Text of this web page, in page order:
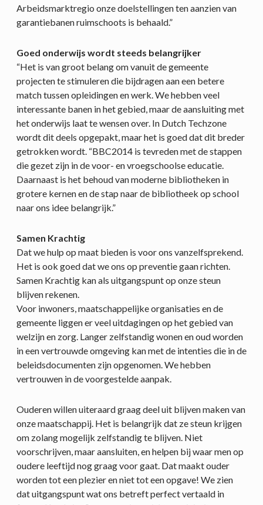
Arbeidsmarktregio onze doelstellingen ten aanzien van
garantiebanen ruimschoots is behaald.”
Goed onderwijs wordt steeds belangrijker
“Het is van groot belang om vanuit de gemeente
projecten te stimuleren die bijdragen aan een betere
match tussen opleidingen en werk. We hebben veel
interessante banen in het gebied, maar de aansluiting met
het onderwijs laat te wensen over. In Dutch Techzone
wordt dit deels opgepakt, maar het is goed dat dit breder
getrokken wordt. “BBC2014 is tevreden met de stappen
die gezet zijn in de voor- en vroegschoolse educatie.
Daarnaast is het behoud van moderne bibliotheken in
grotere kernen en de stap naar de bibliotheek op school
naar ons idee belangrijk.”
Samen Krachtig
Dat we hulp op maat bieden is voor ons vanzelfsprekend.
Het is ook goed dat we ons op preventie gaan richten.
Samen Krachtig kan als uitgangspunt op onze steun
blijven rekenen.
Voor inwoners, maatschappelijke organisaties en de
gemeente liggen er veel uitdagingen op het gebied van
welzijn en zorg. Langer zelfstandig wonen en oud worden
in een vertrouwde omgeving kan met de intenties die in de
beleidsdocumenten zijn opgenomen. We hebben
vertrouwen in de voorgestelde aanpak.
Ouderen willen uiteraard graag deel uit blijven maken van
onze maatschappij. Het is belangrijk dat ze steun krijgen
om zolang mogelijk zelfstandig te blijven. Niet
voorschrijven, maar aansluiten, en helpen bij waar men op
oudere leeftijd nog graag voor gaat. Dat maakt ouder
worden tot een plezier en niet tot een opgave! We zien
dat uitgangspunt wat ons betreft perfect vertaald in